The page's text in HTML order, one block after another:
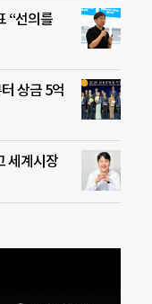
“선의를
상금 5억
세계시장